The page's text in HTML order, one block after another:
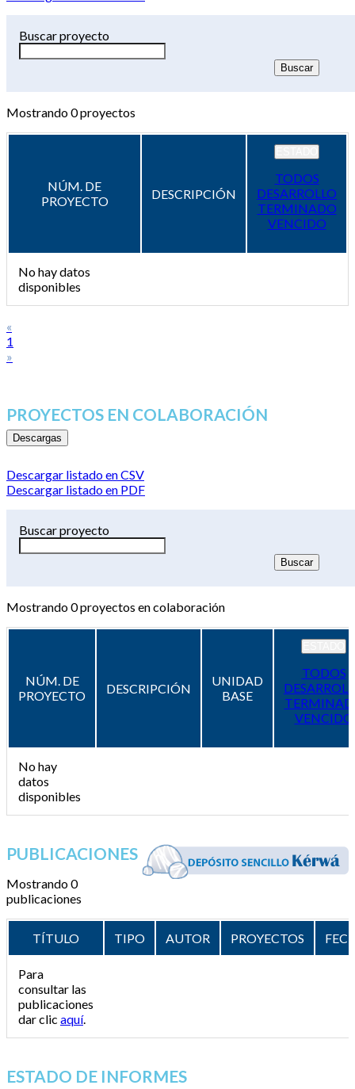
Buscar proyecto
Mostrando0proyectos
NÚM. DE
PROYECTO
DESCRIPCIÓN
TODOS
DESARROLLO
TERMINADO
VENCIDO
No hay datos
disponibles
«
1
»
PROYECTOS EN COLABORACIÓN
Descargas
Descargar listado en CSV
Descargar listado en PDF
Buscar proyecto
Mostrando0proyectos en colaboración
NÚM. DE
PROYECTO
DESCRIPCIÓN
UNIDAD
BASE
TODOS
VENCIDO
No hay
datos
disponibles
PUBLICACIONES
Mostrando 0
publicaciones
TÍTULO TIPO AUTOR PROYECTOS
Para
consultar las
publicaciones
dar clic aquí.
ESTADO DE INFORMES